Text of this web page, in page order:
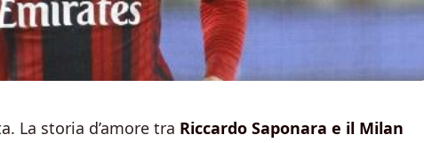
La storia d’amore tra Riccardo Saponara e il Milan